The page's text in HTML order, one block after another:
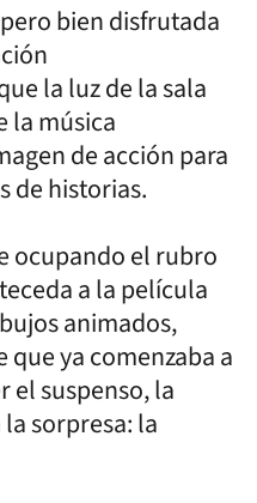
bien disfrutada
la luz de la sala
la música
de acción para
de historias.
ocupando el rubro
a la película
animados,
ya comenzaba a
el suspenso, la
sorpresa: la